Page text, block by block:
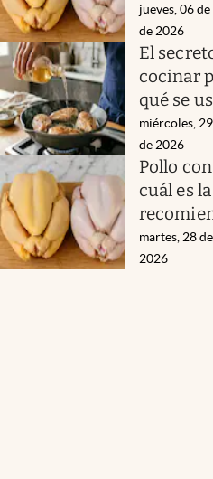
jueves, 06
de 2026
El
cocinar
qué se
miércoles,
de 2026
Pollo
cuál es
martes, 28
2026